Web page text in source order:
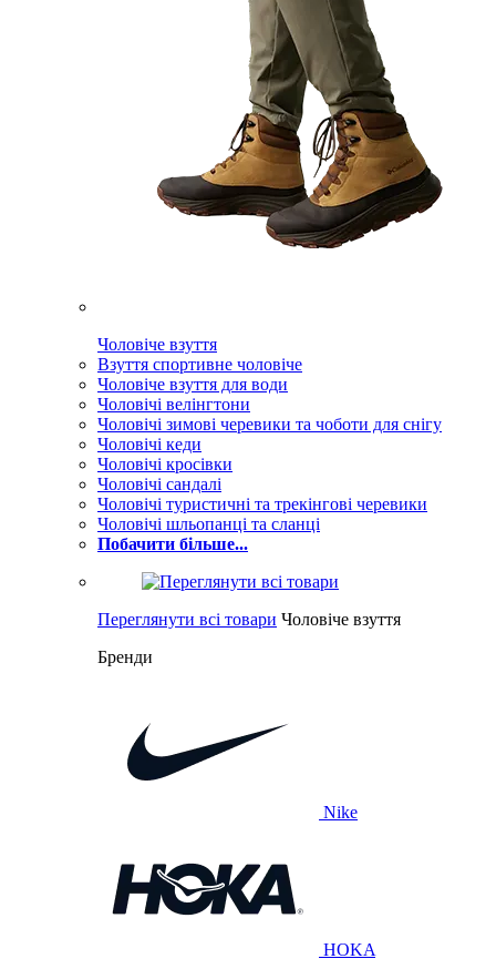
Чоловіче взуття
Взуття спортивне чоловіче
Чоловіче взуття для води
Чоловічі велінгтони
Чоловічі зимові черевики та чоботи для снігу
Чоловічі кеди
Чоловічі кросівки
Чоловічі сандалі
Чоловічі туристичні та трекінгові черевики
Чоловічі шльопанці та сланці
Побачити більше...
Переглянути всі товари Чоловіче взуття
Бренди
Nike
HOKA